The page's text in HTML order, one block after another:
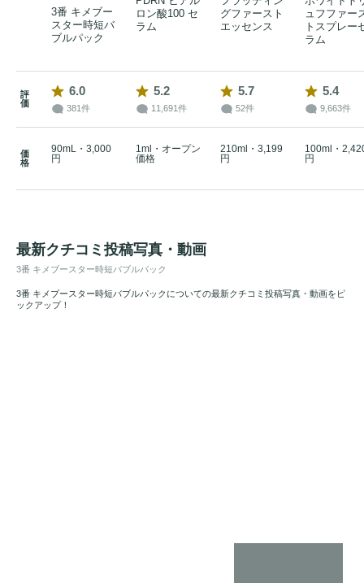
3番 キメブー
スター時短バ
ブルパック
ロン酸100 セ
ラム
グファースト
エッセンス
ュフファー
トスプレー
ラム
評
価
6.0
381件
5.2
11,691件
5.7
52件
5.4
9,663件
価
格
90mL・3,000
円
1ml・オープン
価格
210ml・3,199
円
100ml・
円
最新クチコミ投稿写真・動画
3番 キメブースター時短バブルパック
3番 キメブースター時短バブルパックについての最新クチコミ投稿写真・動画をピ
ックアップ！